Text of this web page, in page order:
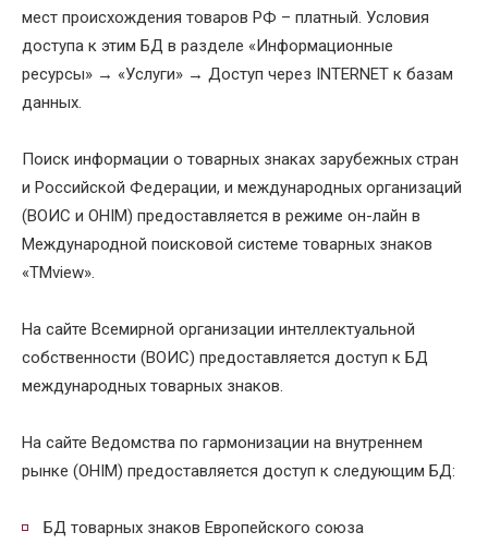
мест происхождения товаров РФ – платный. Условия
доступа к этим БД в разделе «Информационные
ресурсы» → «Услуги» → Доступ через INTERNET к базам
данных.
Поиск информации о товарных знаках зарубежных стран
и Российской Федерации, и международных организаций
(ВОИС и OHIM) предоставляется в режиме он-лайн в
Международной поисковой системе товарных знаков
«TMview».
На сайте Всемирной организации интеллектуальной
собственности (ВОИС) предоставляется доступ к БД
международных товарных знаков.
На сайте Ведомства по гармонизации на внутреннем
рынке (OHIM) предоставляется доступ к следующим БД:
БД товарных знаков Европейского союза